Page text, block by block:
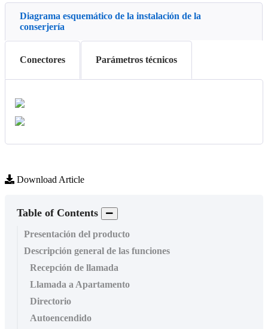
Diagrama esquemático de la instalación de la
conserjería
Conectores Parámetros técnicos
Download Article
Table of Contents
Presentación del producto
Descripción general de las funciones
Recepción de llamada
Llamada a Apartamento
Directorio
Autoencendido